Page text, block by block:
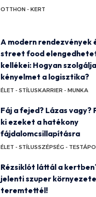
OTTHON - KERT
A modern rendezvények
street food
kellékei: Hogyan
kényelmet a logisztika?
ÉLET - STÍLUSKARRIER - MUNKA
Fáj a fejed? Lázas vagy?
ki ezeket a hatékony
fájdalomcsillapításra
ÉLET - STÍLUSSZÉPSÉG -
Rézsiklót láttál a
jelenti szuper
teremtettél!